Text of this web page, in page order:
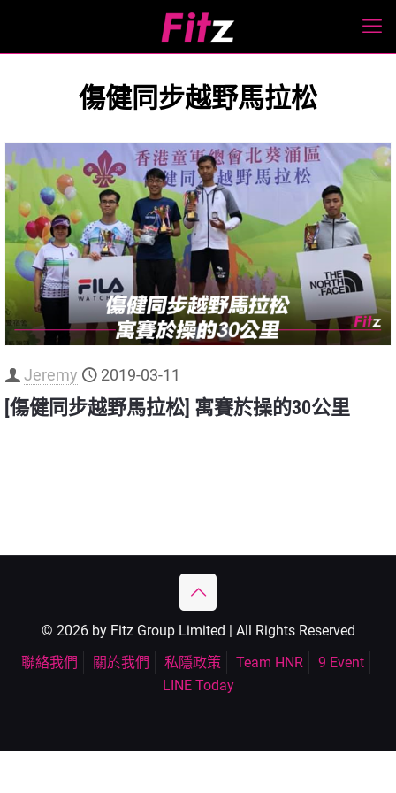
傷健同步越野馬拉松
Jeremy 2019-03-11
[傷健同步越野馬拉松] 寓賽於操的30公里
© 2026 by Fitz Group Limited | All Rights Reserved
聯絡我們
關於我們 私隱政策 Team HNR
9 Event
LINE Today